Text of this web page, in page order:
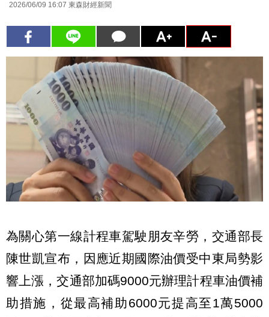
2026/06/09 16:07 東森財經新聞
為關心第一線計程車駕駛朋友辛勞，交通部長
陳世凱宣布，因應近期國際油價受中東局勢影
響上漲，交通部加碼9000元辦理計程車油價補
助措施，從最高補助6000元提高至1萬5000